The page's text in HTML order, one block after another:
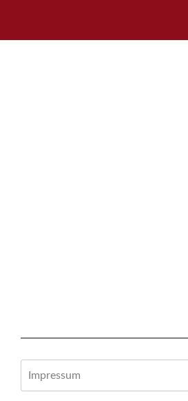
Impressum